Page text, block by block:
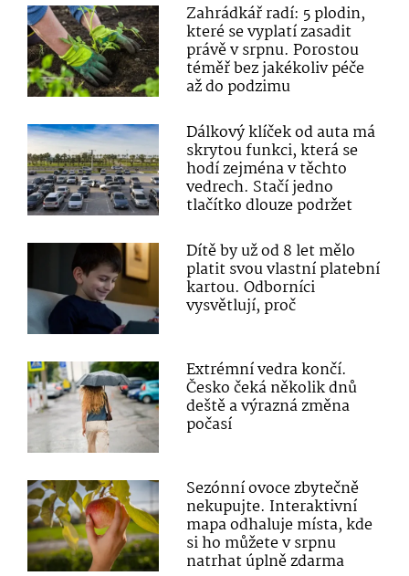
Zahrádkář radí: 5 plodin,
které se vyplatí zasadit
právě v srpnu. Porostou
téměř bez jakékoliv péče
až do podzimu
Dálkový klíček od auta má
skrytou funkci, která se
hodí zejména v těchto
vedrech. Stačí jedno
tlačítko dlouze podržet
Dítě by už od 8 let mělo
platit svou vlastní platební
kartou. Odborníci
vysvětlují, proč
Extrémní vedra končí.
Česko čeká několik dnů
deště a výrazná změna
počasí
Sezónní ovoce zbytečně
nekupujte. Interaktivní
mapa odhaluje místa, kde
si ho můžete v srpnu
natrhat úplně zdarma